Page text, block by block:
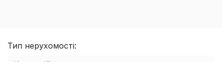
Тип нерухомості: